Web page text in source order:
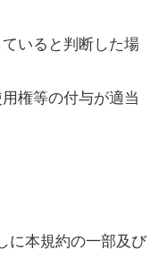
いると判断した場
権等の付与が適当
に本規約の一部及び